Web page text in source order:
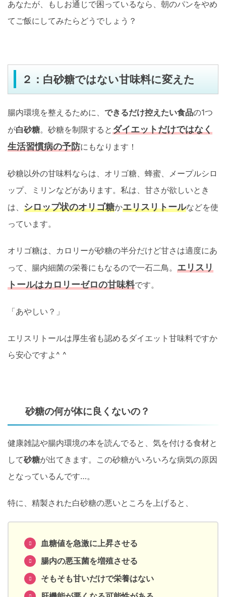
あなたが、もしお通じで困っているなら、朝のパンをやめ
てご飯にしてみたらどうでしょう？
２：白砂糖ではない甘味料に変えた
腸内環境を整えるために、 できるだけ控えたい食品の1つ
が白砂糖。砂糖を制限すると ダイエットだけではなく
生活習慣病の予防にもなります！
砂糖以外の甘味料ならは、オリゴ糖、蜂蜜、メープルシロ
ップ、ミリンなどがあります。私は、甘さが欲しいとき
は、 シロップ状のオリゴ糖かエリスリトールなどを使
っています。
オリゴ糖は、カロリーが砂糖の半分だけど甘さは適度にあ
って、腸内細菌の栄養にもなるので一石二鳥。 エリスリ
トールはカロリーゼロの甘味料です。
「あやしい？」
エリスリトールは厚生省も認めるダイエット甘味料ですか
ら安心ですよ^ ^
砂糖の何が体に良くないの？
健康雑誌や腸内環境の本を読んでると、気を付ける食材と
して砂糖が出てきます。この砂糖がいろいろな病気の原因
となっているんです…。
特に、精製された白砂糖の悪いところを上げると、
血糖値を急激に上昇させる
腸内の悪玉菌を増殖させる
そもそも甘いだけで栄養はない